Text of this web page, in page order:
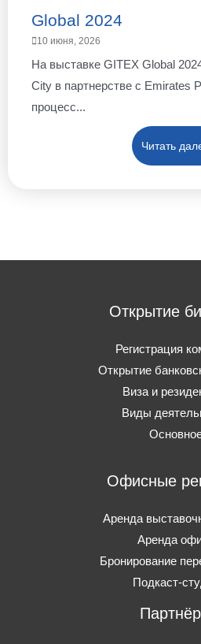
Global 2024
10 июня, 2026
На выставке GITEX Global
City в партнерстве с Emirates
процесс...
Читать
Открытие
Регистрация
Открытие
Виза и
Виды
Офисные
Аренда
Аренда
Бронирование
Подкаст-